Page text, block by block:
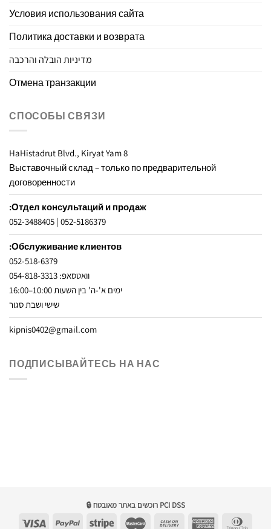
Условия использования сайта
Политика доставки и возврата
מדיניות הובלה והרכבה
Отмена транзакции
СПОСОБЫ СВЯЗИ
8 HaHistadrut Blvd., Kiryat Yam
Выставочный склад – только по предварительной
договоренности
Отдел консультаций и продаж:
052-5186379
|
052-3488405
Обслуживание клиентов:
052-518-6379
וואטסאפ: 054-818-3313
ימים א'-ה' בין השעות 10:00–16:00
שישי ושבת סגור
kipnis0402@gmail.com
ПОДПИСЫВАЙТЕСЬ НА НАС
🔒 רוכשים באתר מאובטח PCI DSS